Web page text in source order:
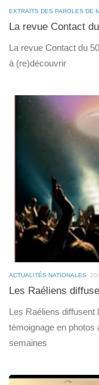
EXTRAITS DES PAROLES DE
La revue Contact
La revue Contact du
à (re)découvrir
ACTUALITÉS NATIONALES
Les Raéliens
Les Raéliens diffusent
témoignage en photos
semaines